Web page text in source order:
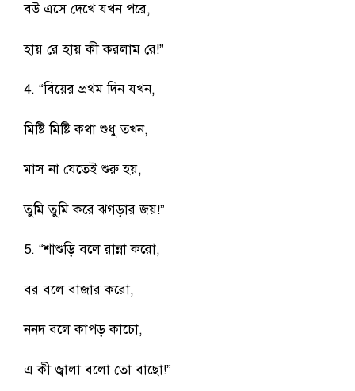
বউ এসে দেখে যখন পরে,
হায় রে হায় কী করলাম রে!”
4. “বিয়ের প্রথম দিন যখন,
মিষ্টি মিষ্টি কথা শুধু তখন,
মাস না যেতেই শুরু হয়,
তুমি তুমি করে ঝগড়ার জয়!”
5. “শাশুড়ি বলে রান্না করো,
বর বলে বাজার করো,
ননদ বলে কাপড় কাচো,
এ কী জ্বালা বলো তো বাছো!”